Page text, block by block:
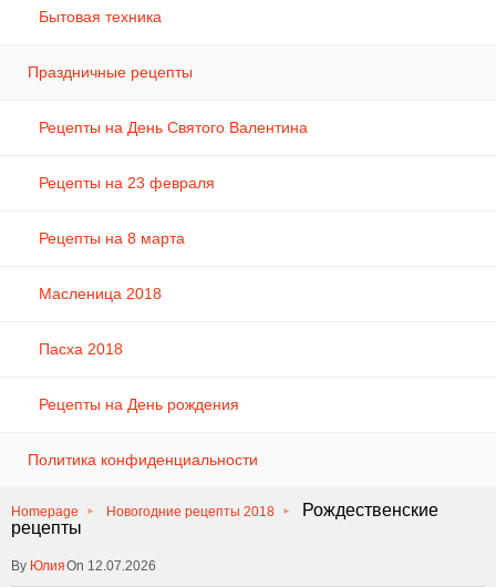
Бытовая техника
Праздничные рецепты
Рецепты на День Святого Валентина
Рецепты на 23 февраля
Рецепты на 8 марта
Масленица 2018
Пасха 2018
Рецепты на День рождения
Политика конфиденциальности
Homepage Новогодние рецепты 2018
Рождественские
рецепты
ЮлияOn 12.07.2026